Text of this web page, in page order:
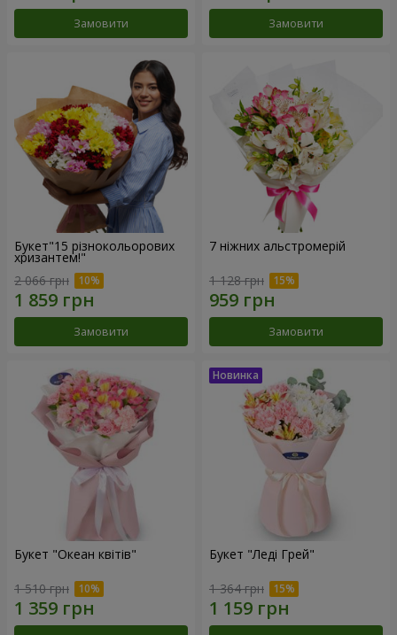
Замовити Замовити
Букет"15 різнокольорових
хризантем!"
2 066 грн
Замовити
7 ніжних альстромерій
1 128 грн
Замовити
Букет "Океан квітів"
1 510 грн
Букет "Леді Грей"
1 364 грн